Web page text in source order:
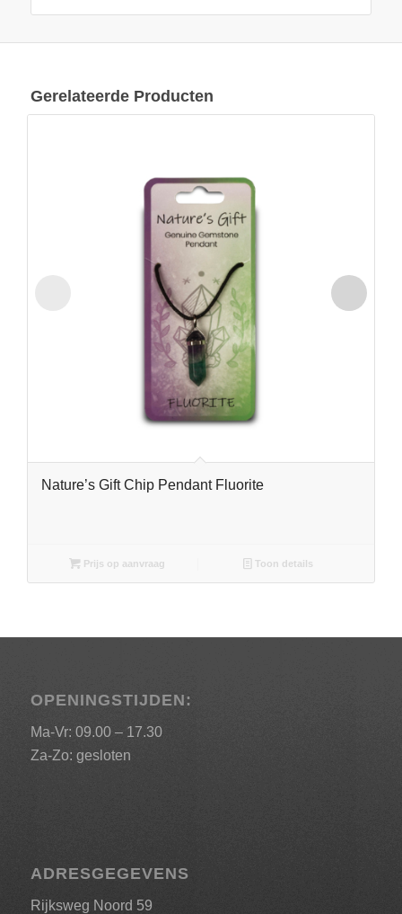
Gerelateerde Producten
Nature’s Gift Chip Pendant Fluorite
Prijs op aanvraag Toon details
OPENINGSTIJDEN:
Ma-Vr: 09.00 – 17.30
Za-Zo: gesloten
ADRESGEGEVENS
Rijksweg Noord 59